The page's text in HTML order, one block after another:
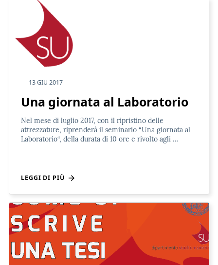
13 GIU 2017
Una giornata al Laboratorio
Nel mese di luglio 2017, con il ripristino delle
attrezzature, riprenderà il seminario “Una giornata al
Laboratorio“, della durata di 10 ore e rivolto agli …
LEGGI DI PIÙ